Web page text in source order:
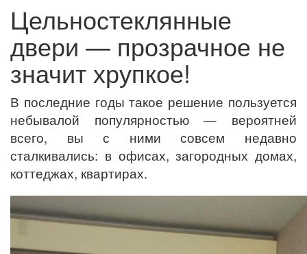
Цельностеклянные
двери — прозрачное не
значит хрупкое!
В последние годы такое решение пользуется
небывалой популярностью — вероятней
всего, вы с ними совсем недавно
сталкивались: в офисах, загородных домах,
коттеджах, квартирах.